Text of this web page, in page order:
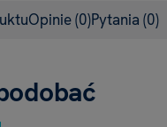
Opinie(0)Pytania (0)